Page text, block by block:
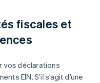
fiscales et
vos déclarations
EIN. S’il s’agit d’une